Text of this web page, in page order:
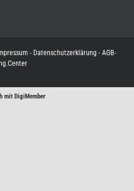
- Datenschutzerklärung - AGB-
mit DigiMember